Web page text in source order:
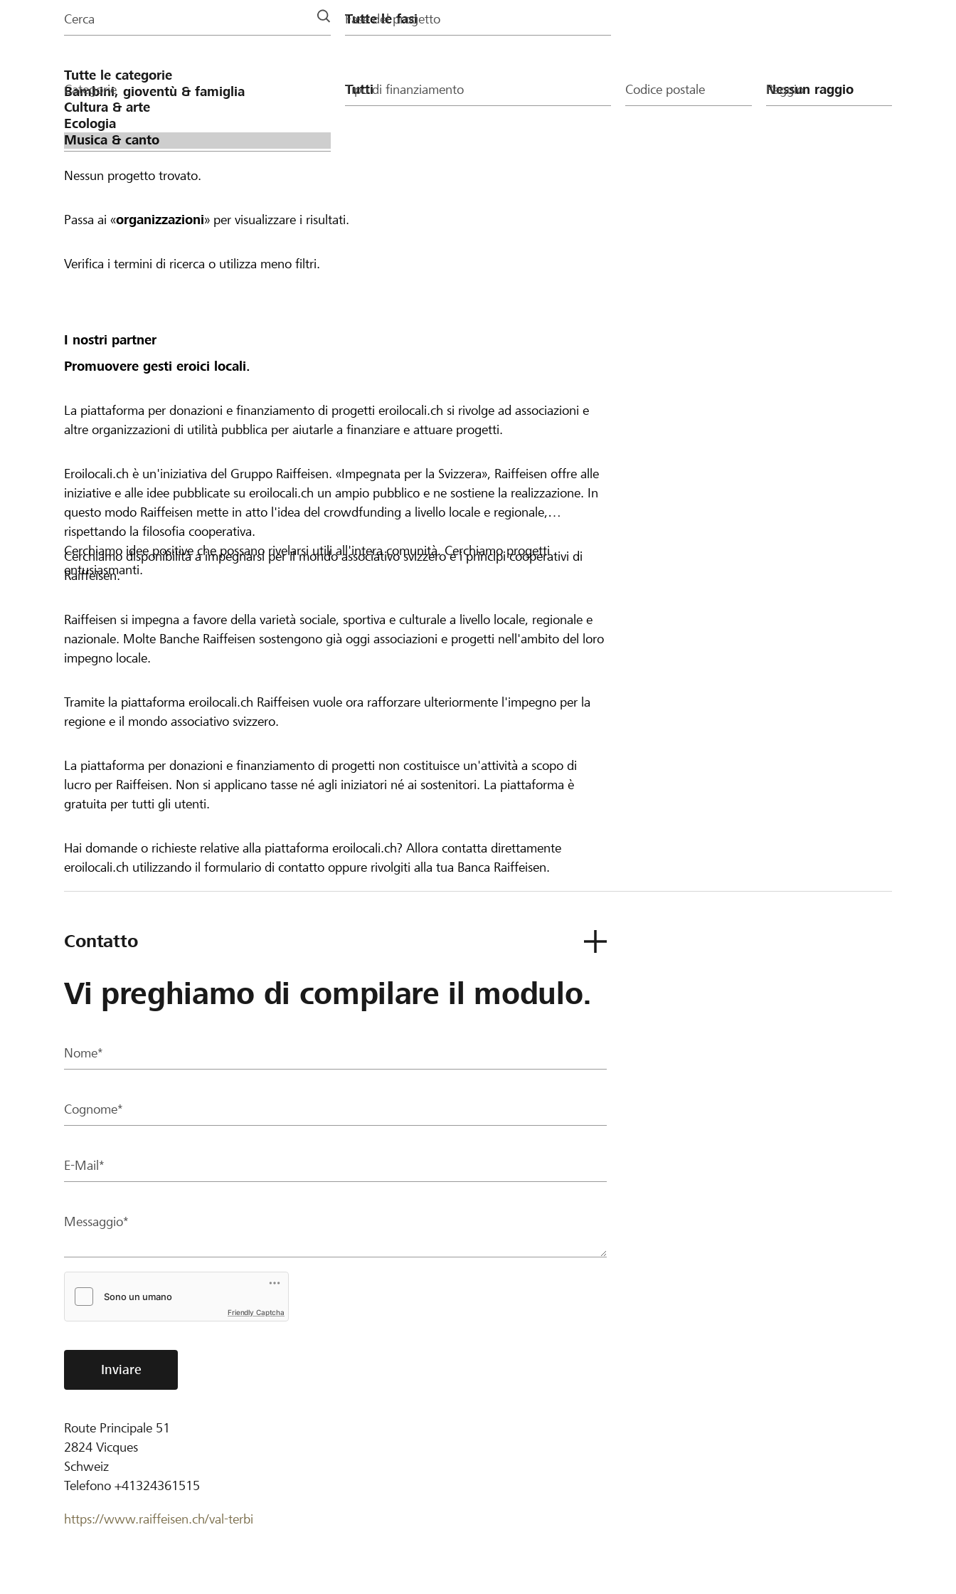
della
Cerca Fase del progetto
Categorie Tipo di finanziamento Codice postale Raggio
Nessun progetto trovato.
Passa ai «organizzazioni» per visualizzare i risultati.
Verifica i termini di ricerca o utilizza meno filtri.
I nostri partner
Promuovere gesti eroici locali.
La piattaforma per donazioni e finanziamento di progetti eroilocali.ch si rivolge ad associazioni e
altre organizzazioni di utilità pubblica per aiutarle a finanziare e attuare progetti.
Eroilocali.ch è un'iniziativa del Gruppo Raiffeisen. «Impegnata per la Svizzera», Raiffeisen offre alle
iniziative e alle idee pubblicate su eroilocali.ch un ampio pubblico e ne sostiene la realizzazione. In
questo modo Raiffeisen mette in atto l'idea del crowdfunding a livello locale e regionale,
rispettando la filosofia cooperativa.
Cerchiamo idee positive che possano rivelarsi utili all'intera comunità. Cerchiamo progetti
entusiasmanti.
Cerchiamo disponibilità a impegnarsi per il mondo associativo svizzero e i principi cooperativi di
Raiffeisen.
Raiffeisen si impegna a favore della varietà sociale, sportiva e culturale a livello locale, regionale e
nazionale. Molte Banche Raiffeisen sostengono già oggi associazioni e progetti nell'ambito del loro
impegno locale.
Tramite la piattaforma eroilocali.ch Raiffeisen vuole ora rafforzare ulteriormente l'impegno per la
regione e il mondo associativo svizzero.
La piattaforma per donazioni e finanziamento di progetti non costituisce un'attività a scopo di
lucro per Raiffeisen. Non si applicano tasse né agli iniziatori né ai sostenitori. La piattaforma è
gratuita per tutti gli utenti.
Hai domande o richieste relative alla piattaforma eroilocali.ch? Allora contatta direttamente
eroilocali.ch utilizzando il formulario di contatto oppure rivolgiti alla tua Banca Raiffeisen.
Contatto
Vi preghiamo di compilare il modulo.
Nome*
Cognome*
E-Mail*
Messaggio*
Friendly Captcha
Inviare
Route Principale 51
2824 Vicques
Schweiz
Telefono +41324361515
https://www.raiffeisen.ch/val-terbi